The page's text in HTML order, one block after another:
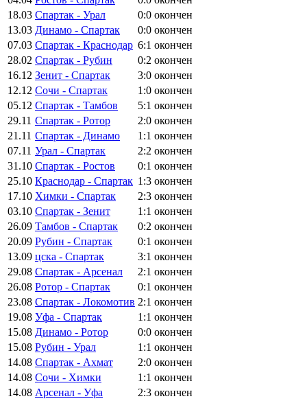
18.03 Спартак - Урал 0:0 окончен
13.03 Динамо - Спартак 0:0 окончен
07.03 Спартак - Краснодар 6:1 окончен
28.02 Спартак - Рубин 0:2 окончен
16.12 Зенит - Спартак 3:0 окончен
12.12 Сочи - Спартак 1:0 окончен
05.12 Спартак - Тамбов 5:1 окончен
29.11 Спартак - Ротор 2:0 окончен
21.11 Спартак - Динамо 1:1 окончен
07.11 Урал - Спартак 2:2 окончен
31.10 Спартак - Ростов 0:1 окончен
25.10 Краснодар - Спартак 1:3 окончен
17.10 Химки - Спартак 2:3 окончен
03.10 Спартак - Зенит 1:1 окончен
26.09 Тамбов - Спартак 0:2 окончен
20.09 Рубин - Спартак 0:1 окончен
13.09 цска - Спартак 3:1 окончен
29.08 Спартак - Арсенал 2:1 окончен
26.08 Ротор - Спартак 0:1 окончен
23.08 Спартак - Локомотив 2:1 окончен
19.08 Уфа - Спартак 1:1 окончен
15.08 Динамо - Ротор 0:0 окончен
15.08 Рубин - Урал 1:1 окончен
14.08 Спартак - Ахмат 2:0 окончен
14.08 Сочи - Химки 1:1 окончен
14.08 Арсенал - Уфа 2:3 окончен